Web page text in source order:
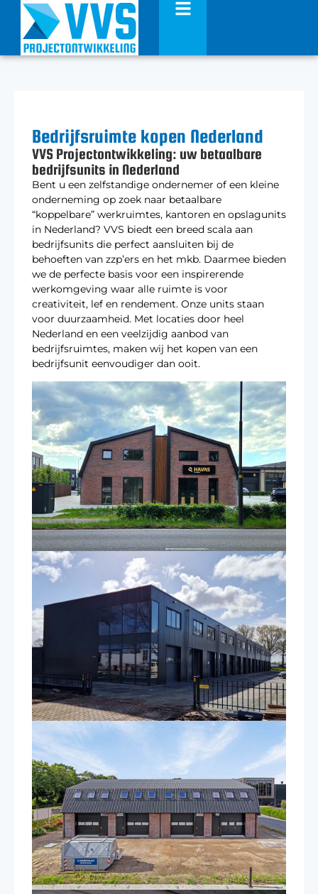
Bedrijfsruimte kopen Nederland
VVS Projectontwikkeling: uw betaalbare
bedrijfsunits in Nederland
Bent u een zelfstandige ondernemer of een kleine
onderneming op zoek naar betaalbare
“koppelbare” werkruimtes, kantoren en opslagunits
in Nederland? VVS biedt een breed scala aan
bedrijfsunits die perfect aansluiten bij de
behoeften van zzp’ers en het mkb. Daarmee bieden
we de perfecte basis voor een inspirerende
werkomgeving waar alle ruimte is voor
creativiteit, lef en rendement. Onze units staan
voor duurzaamheid. Met locaties door heel
Nederland en een veelzijdig aanbod van
bedrijfsruimtes, maken wij het kopen van een
bedrijfsunit eenvoudiger dan ooit.